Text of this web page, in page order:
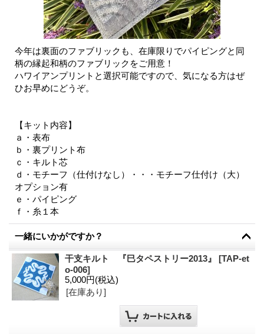
今年は裏面のファブリックも、在庫限りでパイピングと同
柄の縁起和柄のファブリックをご用意！
ハワイアンプリントと選択可能ですので、気になる方はぜ
ひお早めにどうぞ。
【キット内容】
ａ・表布
ｂ・裏プリント布
ｃ・キルト芯
ｄ・モチーフ（仕付けなし）・・・モチーフ仕付け（大）
オプション有
ｅ・パイピング
ｆ・糸１本
一緒にいかがですか？
干支キルト 『巳タペストリー2013』 [TAP-et
o-006]
5,000円(税込)
[在庫あり]